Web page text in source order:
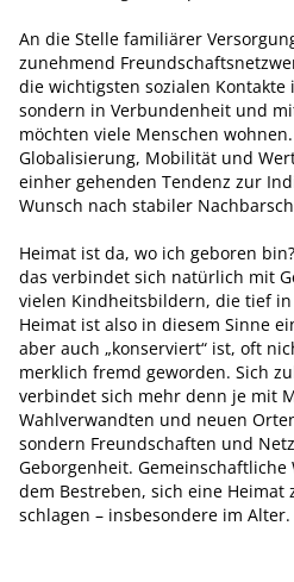
An die Stelle familiärer
zunehmend
die wichtigsten sozialen
sondern in Verbundenheit und
möchten viele Menschen
Globalisierung, Mobilität und
einher gehenden Tendenz zur
Wunsch nach stabiler
Heimat ist da, wo ich geboren
das verbindet sich natürlich mit
vielen Kindheitsbildern, die tief
Heimat ist also in diesem Sinne
aber auch „konserviert“ ist, oft
merklich fremd geworden. Sich
verbindet sich mehr denn je mit
Wahlverwandten und neuen
sondern Freundschaften und
Geborgenheit.
dem Bestreben, sich eine Heimat
schlagen – insbesondere im Alter.